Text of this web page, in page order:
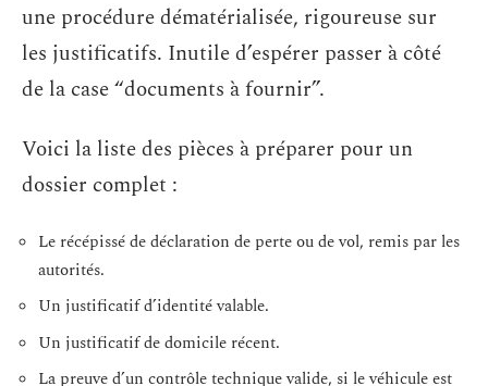
une procédure dématérialisée, rigoureuse sur
les justificatifs. Inutile d’espérer passer à côté
de la case “documents à fournir”.
Voici la liste des pièces à préparer pour un
dossier complet :
Le récépissé de déclaration de perte ou de vol, remis par les
autorités.
Un justificatif d’identité valable.
Un justificatif de domicile récent.
La preuve d’un contrôle technique valide, si le véhicule est